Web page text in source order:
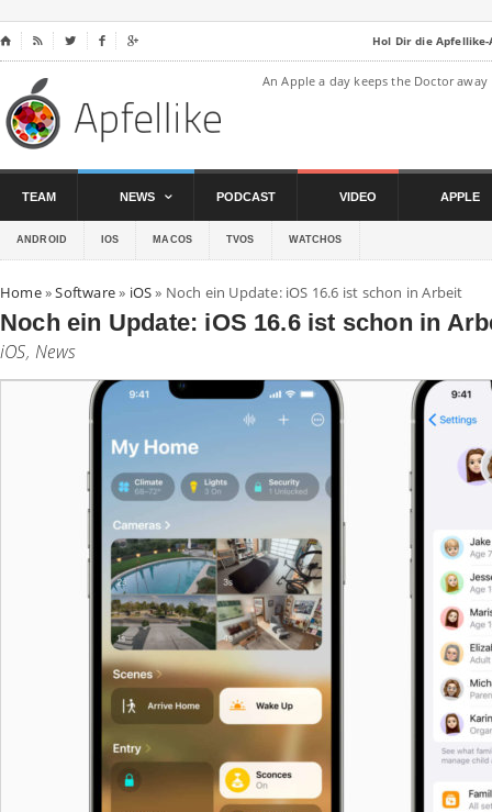
⌂     Hol Dir die Apfellike-
An Apple a day keeps the Doctor away
TEAM NEWS PODCAST VIDEO APPLE
ANDROID IOS MACOS TVOS WATCHOS
Home»Software» iOS» Noch ein Update: iOS 16.6 ist schon in Arbeit
Noch ein Update: iOS 16.6 ist schon in
iOS, News